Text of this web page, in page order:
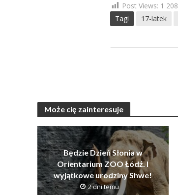
Post Views: 1 208
Tagi
17-latek
Może cię zainteresuje
Będzie Dzień Słonia w
Orientarium ZOO Łódź. I
wyjątkowe urodziny Shwe!
2 dni temu